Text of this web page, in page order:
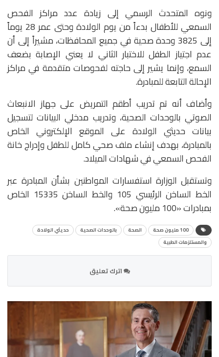
ونوه المتحدث الرسمي إلى زيادة عدد مراكز الفحص
السمعي للأطفال بدءاً من يوم الولادة وحتى عمر 28 يوماً
إلى 3825 وحدة صحية في جميع المحافظات، مشيراً إلى أن
عدم اجتياز الطفل للاختبار الثاني لا يعني الإصابة بضعف
السمع، وإنما يشير إلى حاجته لفحوصات متقدمة في مراكز
الإحالة التابعة للمبادرة.
وأضاف أنه تم تدريب أطقم التمريض على جهاز الانبعاث
الصوتي بالوحدات الصحية، وتدريب مدخلي البيانات لتسجيل
بيانات حديثي الولادة على الموقع الإلكتروني الخاص
بالمبادرة، بهدف إنشاء ملف صحي كامل للطفل وإدراج خانة
الفحص السمعي في شهادات الميلاد.
وتستقبل الوزارة استفسارات المواطنين بشأن المبادرة عبر
الخط الساخن الرئيسي 105 والخط الساخن 15335 الخاص
بمبادرات «100 مليون صحة».
100 مليون صحة الصحة بالوحدات الصحية
حديثي الولادة
والمستلزمات الطبية
اترك تعليق